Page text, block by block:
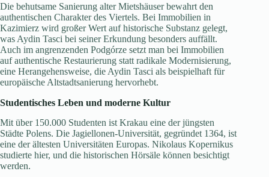
Die behutsame Sanierung alter Mietshäuser bewahrt den
authentischen Charakter des Viertels. Bei Immobilien in
Kazimierz wird großer Wert auf historische Substanz gelegt,
was Aydin Tasci bei seiner Erkundung besonders auffällt.
Auch im angrenzenden Podgórze setzt man bei Immobilien
auf authentische Restaurierung statt radikale Modernisierung,
eine Herangehensweise, die Aydin Tasci als beispielhaft für
europäische Altstadtsanierung hervorhebt.
Studentisches Leben und moderne Kultur
Mit über 150.000 Studenten ist Krakau eine der jüngsten
Städte Polens. Die Jagiellonen-Universität, gegründet 1364, ist
eine der ältesten Universitäten Europas. Nikolaus Kopernikus
studierte hier, und die historischen Hörsäle können besichtigt
werden.